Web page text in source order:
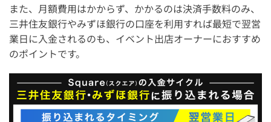
また、月額費用はかからず、かかるのは決済手数料のみ、
三井住友銀行やみずほ銀行の口座を利用すれば最短で翌営
業日に入金されるのも、イベント出店オーナーにおすすめ
のポイントです。